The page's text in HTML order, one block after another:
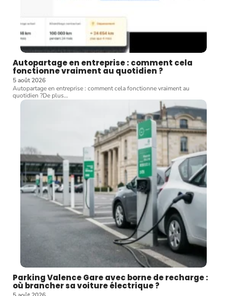
Autopartage en entreprise : comment cela
fonctionne vraiment au quotidien ?
5 août 2026
Autopartage en entreprise : comment cela fonctionne vraiment au
quotidien ?De plus…
Parking Valence Gare avec borne de recharge :
où brancher sa voiture électrique ?